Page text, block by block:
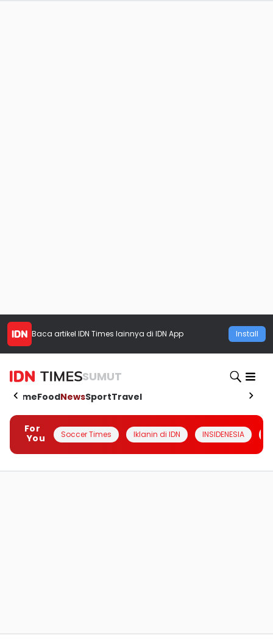
Baca artikel IDN Times lainnya di IDN App Install
SUMUT
HomeFoodNewsSportTravel
For
You
Soccer Times Iklanin di IDN INSIDENESIA